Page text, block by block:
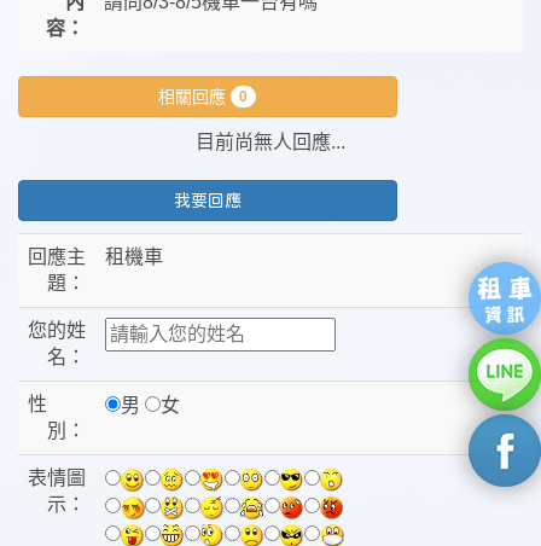
容：
相關回應 0
目前尚無人回應...
我要回應
回應主
題：
租機車
您的姓
名：
性
別：
男 女
表情圖
示：